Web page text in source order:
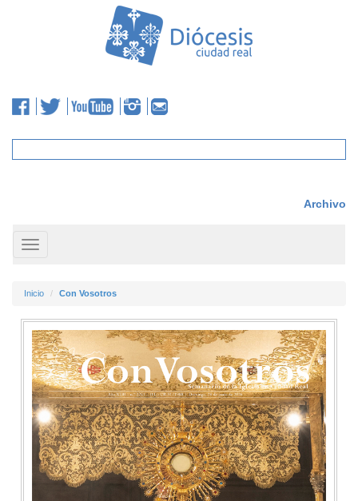
Archivo
Toggle
navigation
Inicio Con Vosotros